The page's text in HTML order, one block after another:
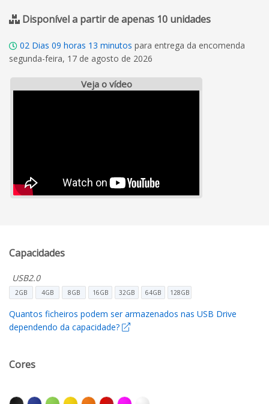
Disponível a partir de apenas 10 unidades
02 Dias 09 horas 13 minutos para entrega da encomenda
segunda-feira, 17 de agosto de 2026
Veja o vídeo
Capacidades
USB2.0
2GB 4GB 8GB 16GB 32GB 64GB 128GB
Quantos ficheiros podem ser armazenados nas USB Drive
dependendo da capacidade?
Cores